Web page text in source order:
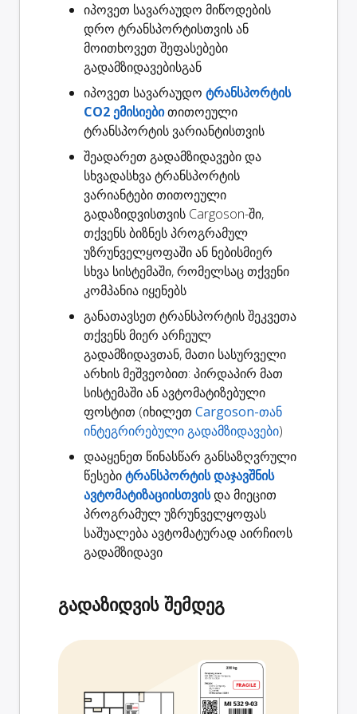
იპოვეთ სავარაუდო მიწოდების
დრო ტრანსპორტისთვის ან
მოითხოვეთ შეფასებები
გადამზიდავებისგან
იპოვეთ სავარაუდო ტრანსპორტის
CO2 ემისიებითითოეული
ტრანსპორტის ვარიანტისთვის
შეადარეთ გადამზიდავებიდა
სხვადასხვა ტრანსპორტის
ვარიანტები თითოეული
გადაზიდვისთვის Cargoson-ში,
თქვენს ბიზნეს პროგრამულ
უზრუნველყოფაში ან ნებისმიერ
სხვა სისტემაში, რომელსაც თქვენი
კომპანია იყენებს
განათავსეთ ტრანსპორტის შეკვეთა
თქვენს მიერ არჩეულ
გადამზიდავთან, მათი სასურველი
არხის მეშვეობით: პირდაპირ მათ
სისტემაში ან ავტომატიზებული
ფოსტით (იხილეთ Cargoson-თან
ინტეგრირებული გადამზიდავები)
დააყენეთ წინასწარ განსაზღვრული
წესებიტრანსპორტის დაჯავშნის
ავტომატიზაციისთვისდა მიეცით
პროგრამულ უზრუნველყოფას
საშუალება ავტომატურად აირჩიოს
გადამზიდავი
გადაზიდვის შემდეგ